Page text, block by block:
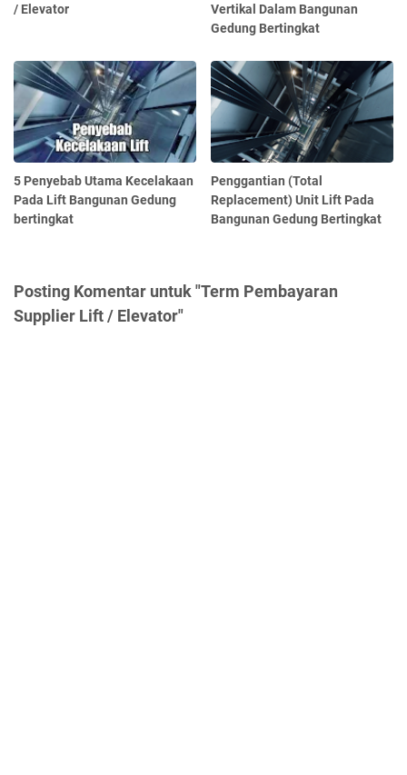
/ Elevator
Vertikal Dalam Bangunan
Gedung Bertingkat
5 Penyebab Utama Kecelakaan
Pada Lift Bangunan Gedung
bertingkat
Penggantian (Total
Replacement) Unit Lift Pada
Bangunan Gedung Bertingkat
Posting Komentar untuk "Term Pembayaran
Supplier Lift / Elevator"